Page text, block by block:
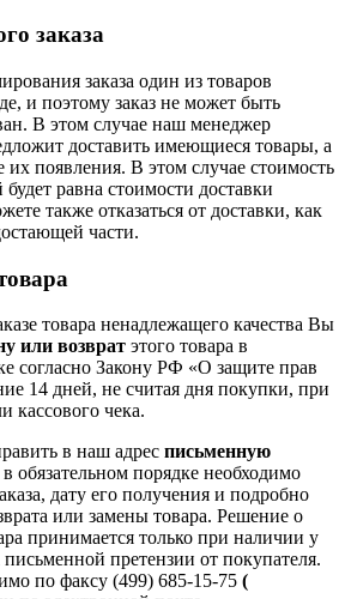
заказа
заказа один из товаров
и поэтому заказ не может быть
В этом случае наш менеджер
доставить имеющиеся товары, а
появления. В этом случае стоимость
будет равна стоимости доставки
также отказаться от доставки, как
части.
товара ненадлежащего качества Вы
или возврат этого товара в
согласно Закону РФ «О защите прав
14 дней, не считая дня покупки, при
кассового чека.
в наш адрес письменную
обязательном порядке необходимо
дату его получения и подробно
или замены товара. Решение о
принимается только при наличии у
претензии от покупателя.
по факсу (499) 685-15-75 (